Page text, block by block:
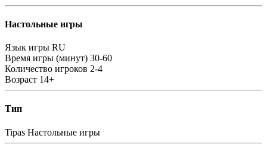
Настольные игры
Язык игры RU
Время игры (минут) 30-60
Количество игроков 2-4
Возраст 14+
Тип
Tipas Настольные игры